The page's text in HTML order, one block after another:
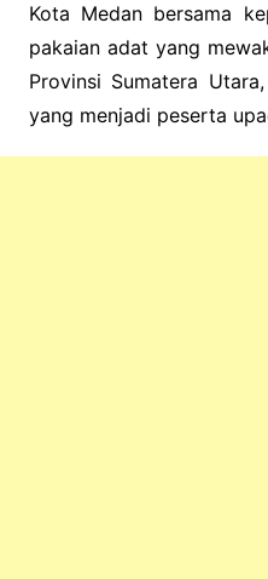
Kota Medan bersama
pakaian adat yang
Provinsi Sumatera
yang menjadi peserta